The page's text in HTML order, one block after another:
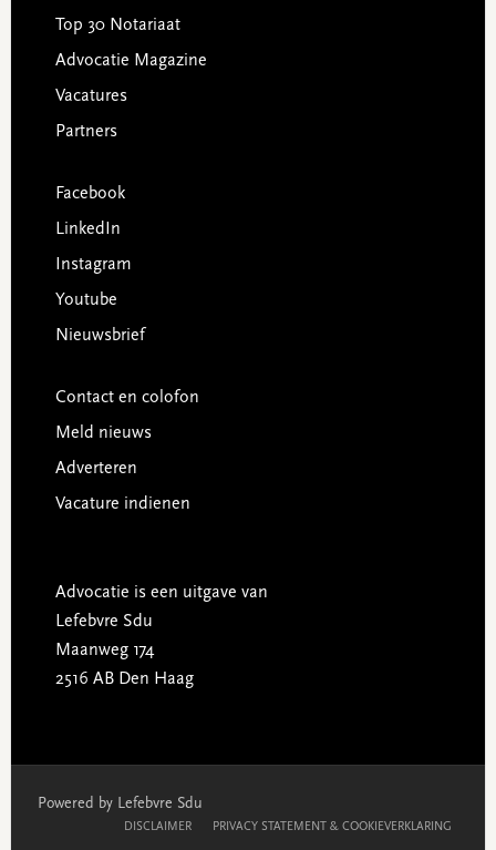
Top 30 Notariaat
Advocatie Magazine
Vacatures
Partners
Facebook
LinkedIn
Instagram
Youtube
Nieuwsbrief
Contact en colofon
Meld nieuws
Adverteren
Vacature indienen
Advocatie is een uitgave van
Lefebvre Sdu
Maanweg 174
2516 AB Den Haag
Powered by Lefebvre Sdu
DISCLAIMER PRIVACY STATEMENT & COOKIEVERKLARING